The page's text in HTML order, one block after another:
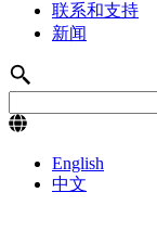
联系和支持
新闻
English
中文